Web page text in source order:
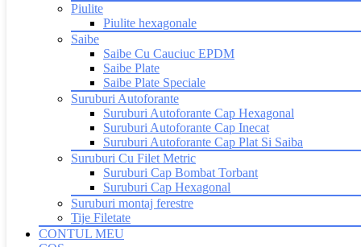
Piulite
Piulite hexagonale
Saibe
Saibe Cu Cauciuc EPDM
Saibe Plate
Saibe Plate Speciale
Suruburi Autoforante
Suruburi Autoforante Cap Hexagonal
Suruburi Autoforante Cap Inecat
Suruburi Autoforante Cap Plat Si Saiba
Suruburi Cu Filet Metric
Suruburi Cap Bombat Torbant
Suruburi Cap Hexagonal
Suruburi montaj ferestre
Tije Filetate
CONTUL MEU